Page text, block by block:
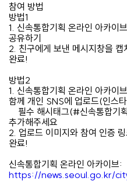
️참여 방법
방법1
1. 신속통합기획 온라인 아카이
공유하기
2. 친구에게 보낸 메시지창을
완료!
방법2
1. 신속통합기획 온라인 아카이
함께 개인 SNS에 업로드(인스
필수 해시태그(#신속통합기
추가해주세요
2. 업로드 이미지와 참여 인증
완료!
신속통합기획 온라인 아카이브:
https://news.seoul.go.kr/